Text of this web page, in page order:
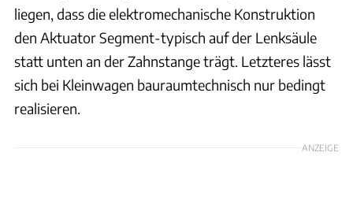
liegen, dass die elektromechanische Konstruktion
den Aktuator Segment-typisch auf der Lenksäule
statt unten an der Zahnstange trägt. Letzteres lässt
sich bei Kleinwagen bauraumtechnisch nur bedingt
realisieren.
ANZEIGE